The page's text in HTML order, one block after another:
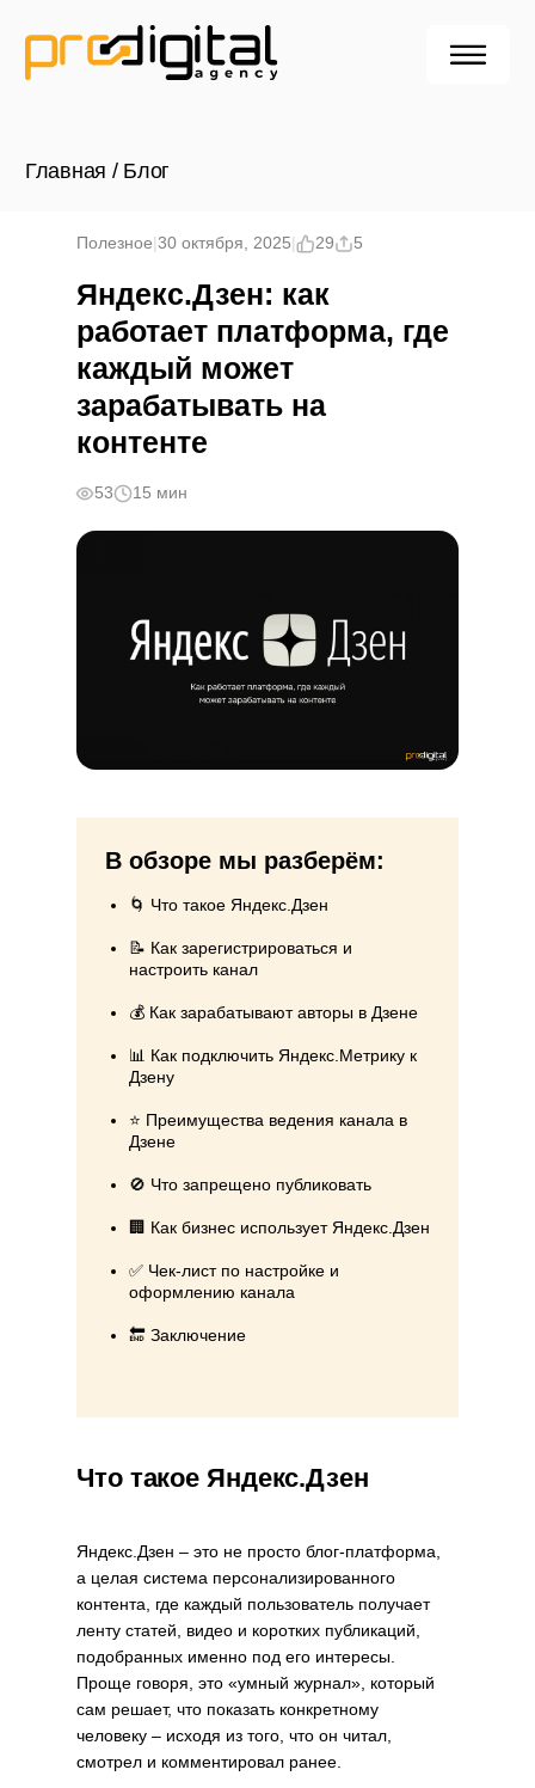
Яндекс.Дзен: как
работает платформа, где
каждый может
зарабатывать на
контенте
53 15 мин
Полезное|30 октября, 2025| 29 5
В обзоре мы разберём:
🌀 Что такое Яндекс.Дзен
📝 Как зарегистрироваться и
настроить канал
💰 Как зарабатывают авторы в Дзене
📊 Как подключить Яндекс.Метрику к
Дзену
⭐ Преимущества ведения канала в
Дзене
🚫 Что запрещено публиковать
🏢 Как бизнес использует Яндекс.Дзен
✅ Чек-лист по настройке и
оформлению канала
🔚 Заключение
Что такое Яндекс.Дзен
Яндекс.Дзен – это не просто блог-платформа,
а целая система персонализированного
контента, где каждый пользователь получает
ленту статей, видео и коротких публикаций,
подобранных именно под его интересы.
Проще говоря, это «умный журнал», который
сам решает, что показать конкретному
человеку – исходя из того, что он читал,
смотрел и комментировал ранее.